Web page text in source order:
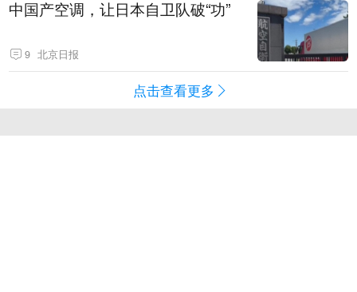
中国产空调，让日本自卫队破“功”
9 北京日报
点击查看更多